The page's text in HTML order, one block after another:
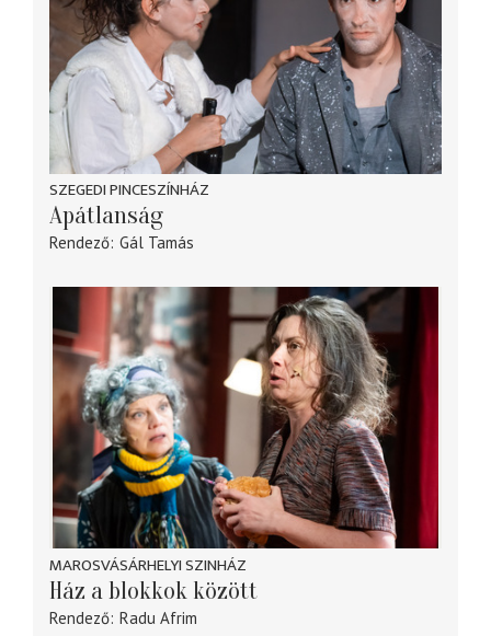
SZEGEDI PINCESZÍNHÁZ
Apátlanság
Rendező Gál Tamás
MAROSVÁSÁRHELYI SZINHÁZ
Ház a blokkok között
Rendező Radu Afrim